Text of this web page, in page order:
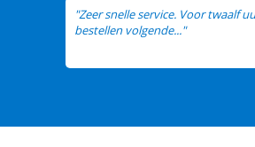
"Zeer snelle service. Voor twaalf
bestellen volgende..."